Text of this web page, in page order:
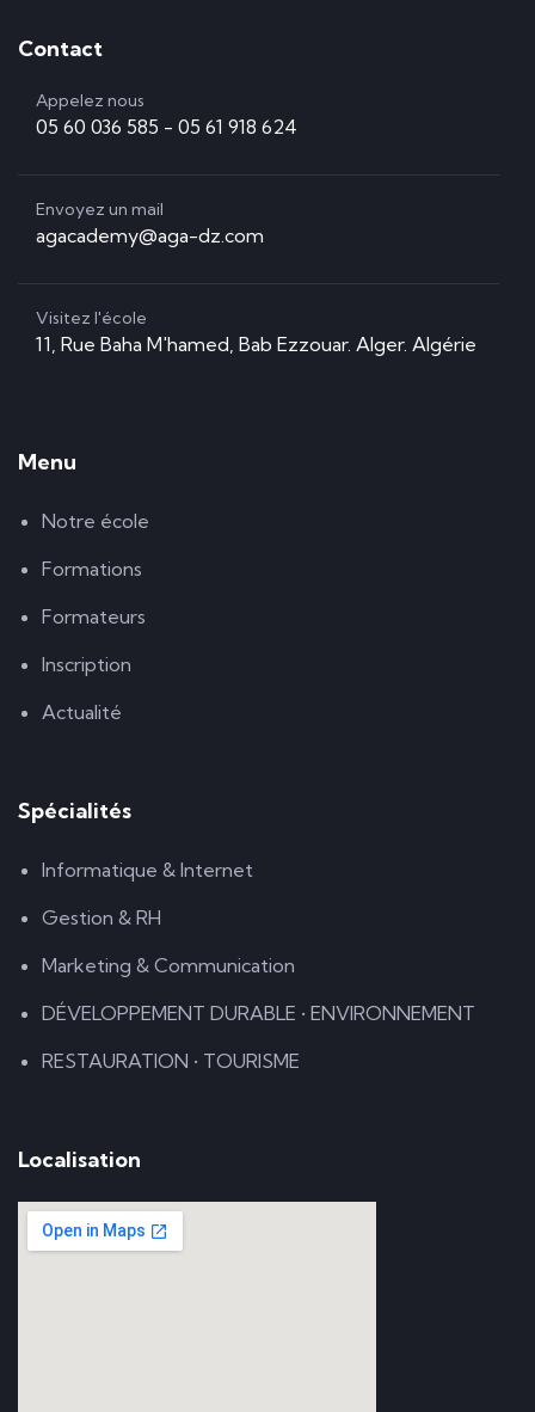
Contact
Appelez nous
05 60 036 585 - 05 61 918 624
Envoyez un mail
agacademy@aga-dz.com
Visitez l'école
11, Rue Baha M'hamed, Bab Ezzouar. Alger. Algérie
Menu
Notre école
Formations
Formateurs
Inscription
Actualité
Spécialités
Informatique & Internet
Gestion & RH
Marketing & Communication
DÉVELOPPEMENT DURABLE • ENVIRONNEMENT
RESTAURATION • TOURISME
Localisation